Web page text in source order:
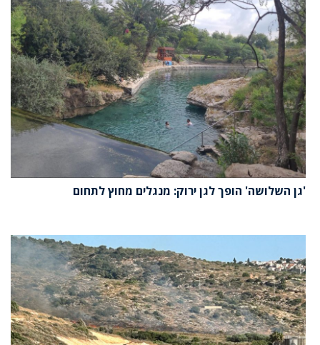
'גן השלושה' הופך לגן ירוק: מנגלים מחוץ לתחום